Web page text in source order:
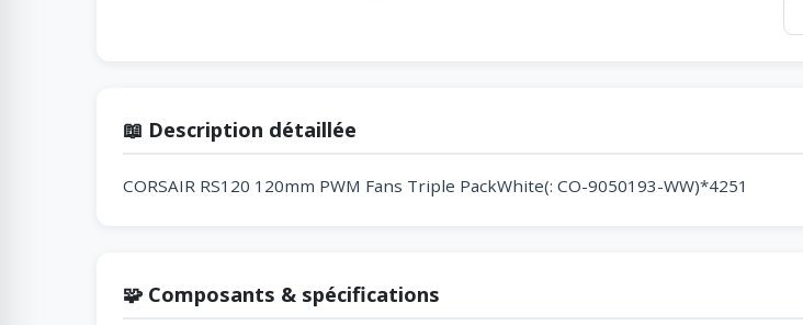
📖 Description détaillée
CORSAIR RS120 120mm PWM Fans Triple PackWhite(: CO-9050193-WW)*4251
🧩 Composants & spécifications